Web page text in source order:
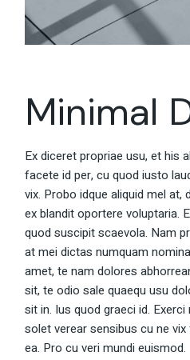
Minimal
Ex diceret propriae usu, et his
facete id per, cu quod iusto
vix. Probo idque aliquid mel at,
ex blandit oportere voluptaria.
quod suscipit scaevola. Nam
at mei dictas numquam
amet, te nam dolores
sit, te odio sale quaequ usu
sit in. Ius quod graeci id.
solet verear sensibus cu ne
ea. Pro cu veri mundi euismod.